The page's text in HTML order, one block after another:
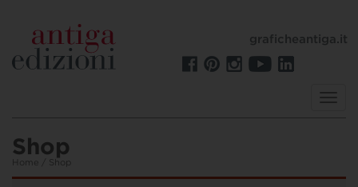
graficheantiga.it
Shop
Home / Shop